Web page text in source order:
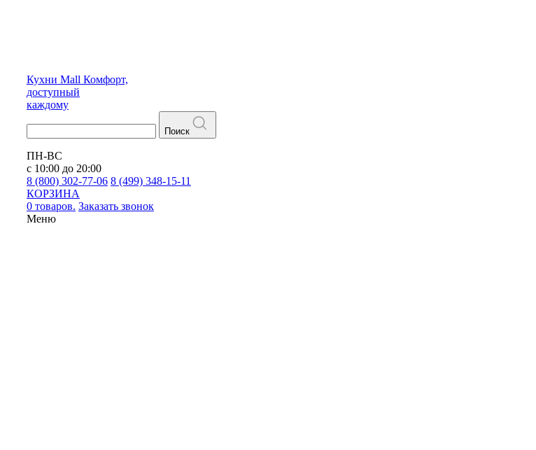
Кухни Mall Комфорт,
доступный
каждому
Поиск
ПН-ВС
с 10:00 до 20:00
8 (800) 302-77-06 8 (499) 348-15-11
КОРЗИНА
0 товаров. Заказать звонок
Меню